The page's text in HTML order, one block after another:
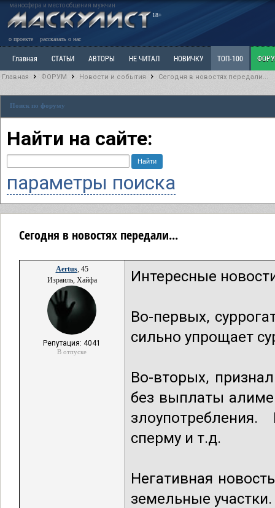
маносфера и место общения мужчин
18+
о проекте рассказать о нас
Главная СТАТЬИ АВТОРЫ НЕ ЧИТАЛ НОВИЧКУ ТОП-100
Ветка: Наболевшее. Выскажись!
РАЗДЕЛ: Разное
Главная ФОРУМ Новости и события Сегодня в новостях передали...
Поиск по форуму
Найти на сайте:
параметры поиска
Сегодня в новостях передали...
Aertus, 45
Израиль, Хайфа
Репутация: 4041
В отпуске
Интересные
Во-первых,
сильно упрощает
Во-вторых,
без выплаты
сперму и т.д.
Негативная
земельные участки.